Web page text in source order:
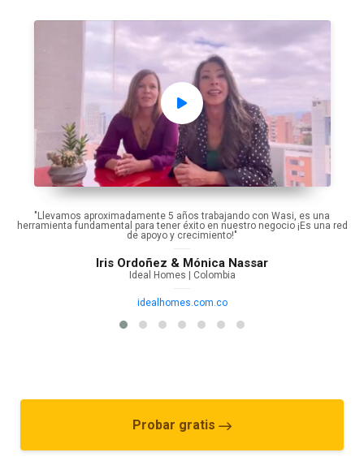
"Llevamos aproximadamente 5 años trabajando con Wasi, es una
herramienta fundamental para tener éxito en nuestro negocio ¡Es una red
de apoyo y crecimiento!"
Iris Ordoñez & Mónica Nassar
Ideal Homes | Colombia
idealhomes.com.co
Probar gratis